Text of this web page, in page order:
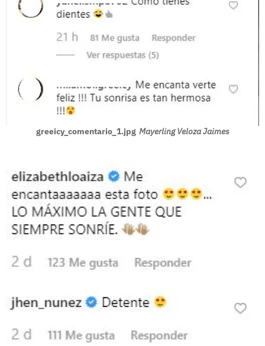
greeicy_comentario_1.jpg Mayerling Veloza Jaimes